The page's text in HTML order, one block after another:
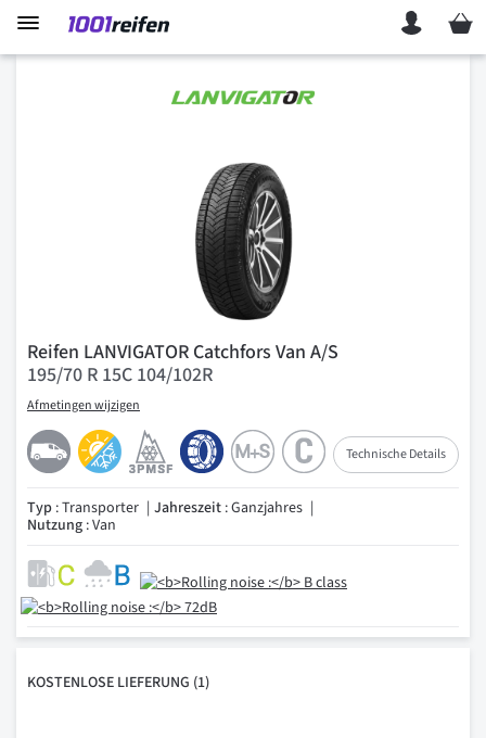
Mein
Reifen LANVIGATOR Catchfors Van A/S
195/70 R 15C 104/102R
Afmetingen wijzigen
Technische Details
Typ : Transporter Jahreszeit : Ganzjahres
Nutzung : Van
KOSTENLOSE LIEFERUNG (1)